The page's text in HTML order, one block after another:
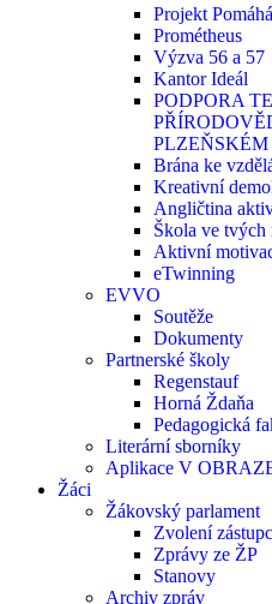
Projekt
Prométheus
Výzva 56 a 57
Kantor Ideál
PODPORA
Brána ke
Kreativní
Angličtina
Škola ve tvých
Aktivní
eTwinning
EVVO
Soutěže
Dokumenty
Partnerské školy
Regenstauf
Horná Ždaňa
Pedagogická
Literární sborníky
Aplikace V
Žáci
Žákovský parlament
Zvolení
Zprávy ze ŽP
Stanovy
Archiv zpráv